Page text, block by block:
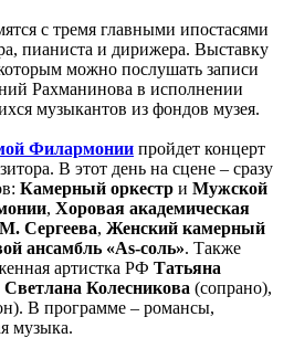
с тремя главными ипостасями
пианиста и дирижера. Выставку
можно послушать записи
Рахманинова в исполнении
музыкантов из фондов музея.
Филармонии пройдет концерт
В этот день на сцене – сразу
Камерный оркестр и Мужской
, Хоровая академическая
Сергеева, Женский камерный
ансамбль «As-соль». Также
артистка РФ Татьяна
Светлана Колесникова (сопрано),
В программе – романсы,
музыка.